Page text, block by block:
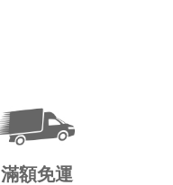
滿額免運